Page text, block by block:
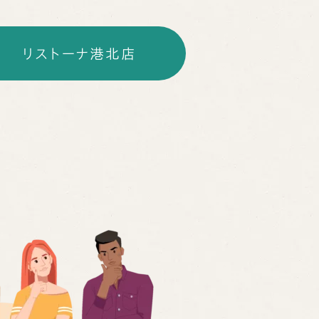
リストーナ港北店